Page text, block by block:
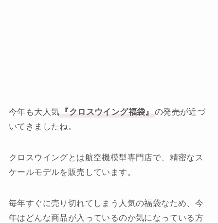
今年も大人気 『クロスウイング福袋』
の発売が近づ
いてきましたね。
クロスウイングとは航空機模型専門店で、精密なス
ケールモデルを販売しています。
毎年すぐに売り切れてしまう人気の福袋なため、今
年はどんな商品が入っているのか気になっている方